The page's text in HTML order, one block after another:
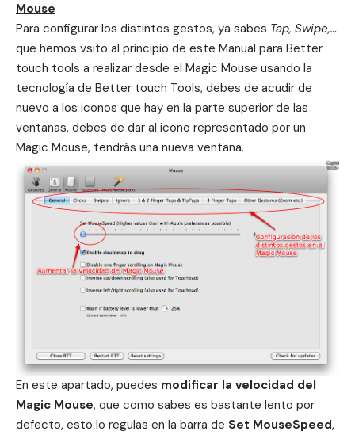
Mouse
Para configurar los distintos gestos, ya sabes Tap, Swipe,…
que hemos vsito al principio de este Manual para Better
touch tools a realizar desde el Magic Mouse usando la
tecnología de Better touch Tools, debes de acudir de
nuevo a los iconos que hay en la parte superior de las
ventanas, debes de dar al icono representado por un
Magic Mouse, tendrás una nueva ventana.
En este apartado, puedes modificar la velocidad del
Magic Mouse, que como sabes es bastante lento por
defecto, esto lo regulas en la barra de Set MouseSpeed,